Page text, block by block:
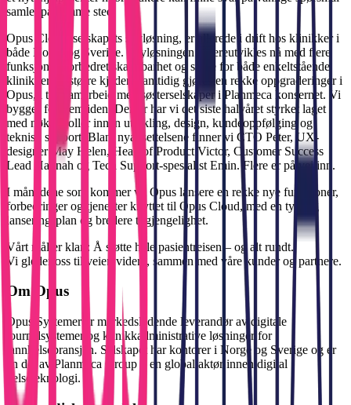
samlet på samme sted.
Opus Cloud, selskapets skyløsning, er allerede i drift hos klinikker i
både Norge og Sverige. Skyløsningen videreutvikles nå med flere
funksjoner, forbedret skalerbarhet og støtte for både enkeltstående
klinikker og større kjeder. Samtidig gjøres en rekke oppgraderinger i
Opus, i tett samarbeid med søsterselskaper i Planmeca konsernet. Vi
bygger for fremtiden. Derfor har vi det siste halvåret styrket laget
med nøkkelroller innen utvikling, design, kundeoppfølging og
teknisk support. Blant nyansettelsene finner vi CTO Peter, UX-
designer May Helen, Head of Product Victor, Customer Success
Lead Hannah og Tech Support-spesialist Emin. Flere er på vei inn.
I månedene som kommer vil Opus lansere en rekke nye funksjoner,
forbedringer og tjenester knyttet til Opus Cloud, med en tydelig
lanseringsplan og bredere tilgjengelighet.
Vårt mål er klart: Å støtte hele pasientreisen – og alt rundt.
Vi gleder oss til veien videre, sammen med våre kunder og partnere.
Om Opus
Opus Systemer er markedsledende leverandør av digitale
journalsystemer og klinikkadministrative løsninger for
tannhelsebransjen. Selskapet har kontorer i Norge og Sverige og er
en del av Planmeca Group – en global aktør innen digital
helseteknologi.